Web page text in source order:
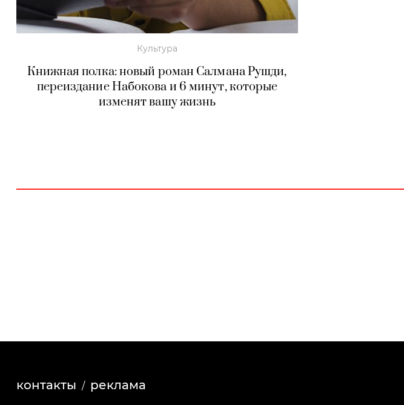
Культура
Книжная полка: новый роман Салмана Рушди,
переиздание Набокова и 6 минут, которые
изменят вашу жизнь
контакты реклама